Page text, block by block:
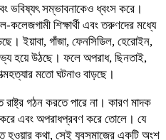
ভবিষ্যৎ সম্ভাবনাকেও ধ্বংস করে।
শিক্ষার্থী এবং তরুণদের মধ্যে
ইয়াবা, গাঁজা, ফেনসিডিল, হেরোইন,
হয়ে উঠছে। ফলে অপরাধ, ছিনতাই,
মতো ঘটনাও বাড়ছে।
গঠন করতে পারে না। কারণ মাদক
করে এবং অপরাধপ্রবণ করে তোলে। যে
হওয়ার কথা, সেই যুবসমাজের একটি অংশ